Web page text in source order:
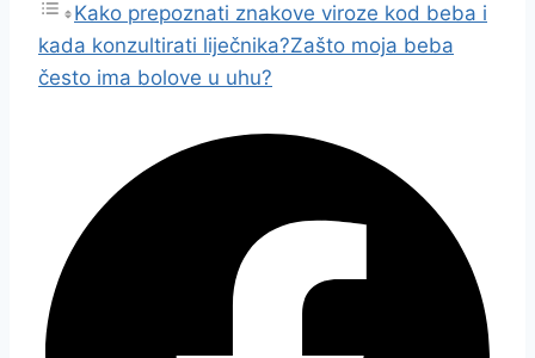
Kako prepoznati znakove viroze kod beba i
kada konzultirati liječnika?Zašto moja beba
često ima bolove u uhu?